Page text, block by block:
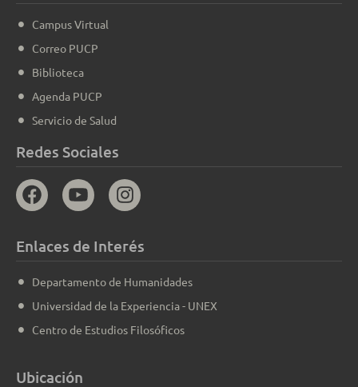
Campus Virtual
Correo PUCP
Biblioteca
Agenda PUCP
Servicio de Salud
Redes Sociales
Enlaces de Interés
Departamento de Humanidades
Universidad de la Experiencia - UNEX
Centro de Estudios Filosóficos
Ubicación